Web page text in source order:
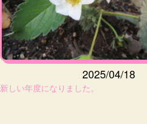
2025/04/18
新しい年度になりました。